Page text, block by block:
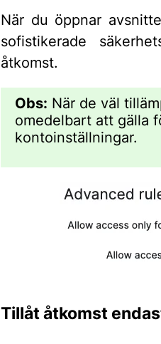
När du öppnar
sofistikerade
åtkomst.
Obs: När de väl
omedelbart att gälla
kontoinställningar.
Tillåt åtkomst